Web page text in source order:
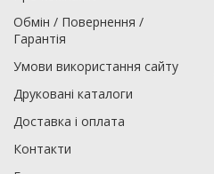
Обмін / Повернення /
Гарантія
Умови використання сайту
Друковані каталоги
Доставка і оплата
Контакти